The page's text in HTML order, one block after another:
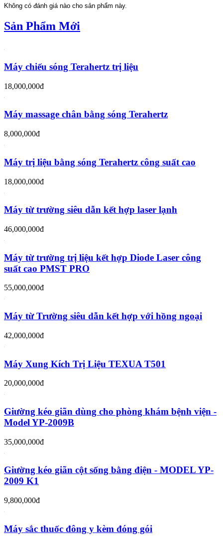
Không có đánh giá nào cho sản phẩm này.
Sản Phẩm Mới
Máy chiếu sóng Terahertz trị liệu
18,000,000đ
Máy massage chân bằng sóng Terahertz
8,000,000đ
Máy trị liệu bằng sóng Terahertz công suất cao
18,000,000đ
Máy từ trường siêu dẫn kết hợp laser lạnh
46,000,000đ
Máy từ trường trị liệu kết hợp Diode Laser công
suất cao PMST PRO
55,000,000đ
Máy từ Trường siêu dẫn kết hợp với hồng ngoại
42,000,000đ
Máy Xung Kích Trị Liệu TEXUA T501
20,000,000đ
Giường kéo giãn dùng cho phòng khám bệnh viện -
Model YP-2009B
35,000,000đ
Giường kéo giãn cột sống bằng điện - MODEL YP-
2009 K1
9,800,000đ
Máy sắc thuốc đông y kèm đóng gói